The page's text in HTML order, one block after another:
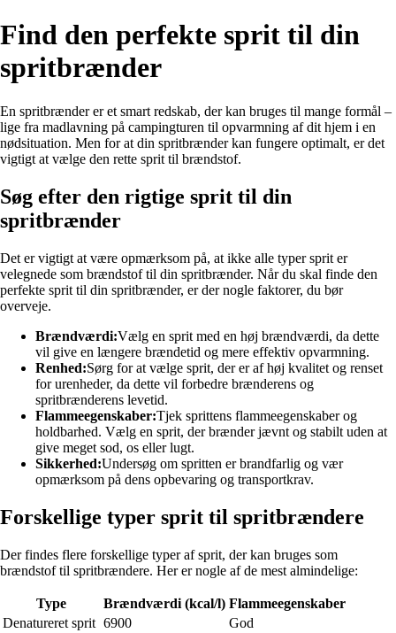
Find den perfekte sprit til din
spritbrænder
En spritbrænder er et smart redskab, der kan bruges til mange formål –
lige fra madlavning på campingturen til opvarmning af dit hjem i en
nødsituation. Men for at din spritbrænder kan fungere optimalt, er det
vigtigt at vælge den rette sprit til brændstof.
Søg efter den rigtige sprit til din
spritbrænder
Det er vigtigt at være opmærksom på, at ikke alle typer sprit er
velegnede som brændstof til din spritbrænder. Når du skal finde den
perfekte sprit til din spritbrænder, er der nogle faktorer, du bør
overveje.
Brændværdi:Vælg en sprit med en høj brændværdi, da dette
vil give en længere brændetid og mere effektiv opvarmning.
Renhed:Sørg for at vælge sprit, der er af høj kvalitet og renset
for urenheder, da dette vil forbedre brænderens og
spritbrænderens levetid.
Flammeegenskaber:Tjek sprittens flammeegenskaber og
holdbarhed. Vælg en sprit, der brænder jævnt og stabilt uden at
give meget sod, os eller lugt.
Sikkerhed:Undersøg om spritten er brandfarlig og vær
opmærksom på dens opbevaring og transportkrav.
Forskellige typer sprit til spritbrændere
Der findes flere forskellige typer af sprit, der kan bruges som
brændstof til spritbrændere. Her er nogle af de mest almindelige:
Type Brændværdi (kcal/l) Flammeegenskaber
Denatureret sprit 6900
God